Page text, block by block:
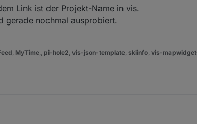
Link ist der Projekt-Name in vis.
gerade nochmal ausprobiert.
MyTime pi-hole2 vis-json-template skiinfo vis-